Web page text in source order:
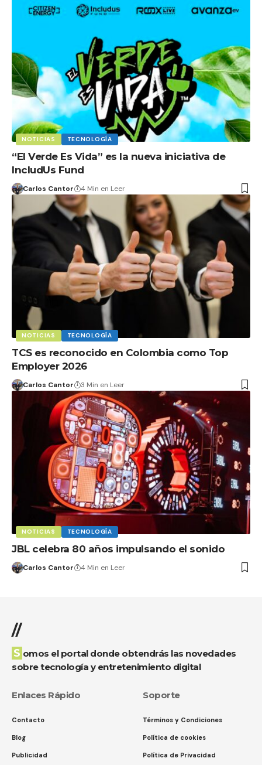
NOTICIAS TECNOLOGÍA
“El Verde Es Vida” es la nueva iniciativa de
IncludUs Fund
Carlos Cantor 4 Min en Leer
NOTICIAS TECNOLOGÍA
TCS es reconocido en Colombia como Top
Employer 2026
Carlos Cantor 3 Min en Leer
NOTICIAS TECNOLOGÍA
JBL celebra 80 años impulsando el sonido
Carlos Cantor 4 Min en Leer
//
Somos el portal donde obtendrás las novedades
sobre tecnología y entretenimiento digital
Enlaces Rápido
Contacto
Blog
Publicidad
Soporte
Términos y Condiciones
Política de cookies
Política de Privacidad